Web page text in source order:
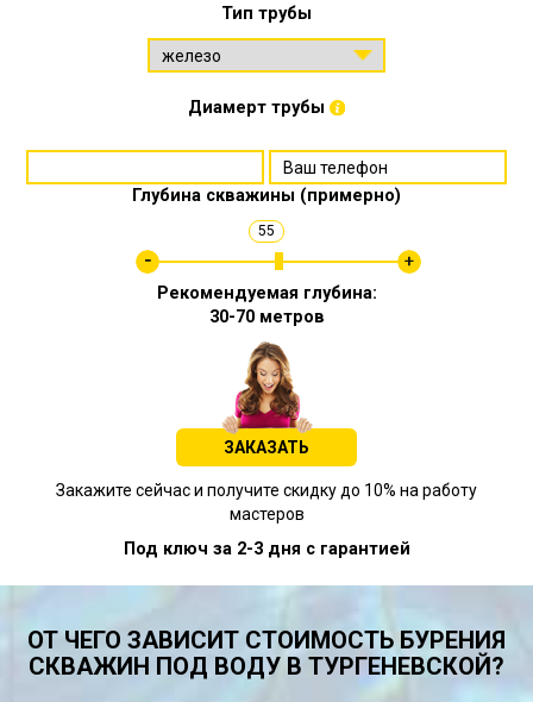
Тип трубы
Диамерт трубы
Глубина скважины (примерно)
55
Рекомендуемая глубина:
30-70 метров
ЗАКАЗАТЬ
Закажите сейчас и получите скидку до 10% на работу
мастеров
Под ключ за 2-3 дня с гарантией
ОТ ЧЕГО ЗАВИСИТ СТОИМОСТЬ БУРЕНИЯ
СКВАЖИН ПОД ВОДУ В ТУРГЕНЕВСКОЙ?